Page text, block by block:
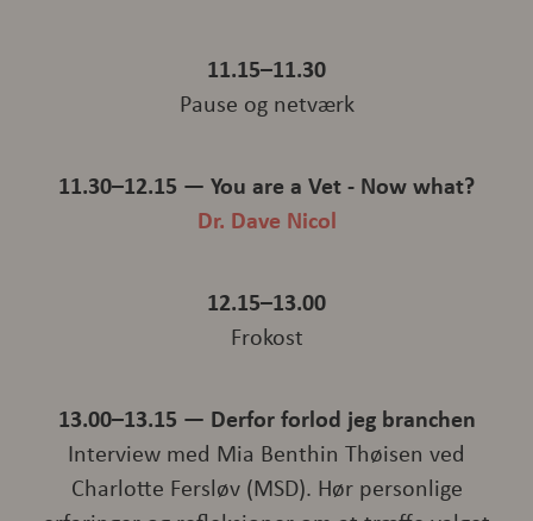
11.15–11.30
Pause og netværk
11.30–12.15 — You are a Vet - Now what?
Dr. Dave Nicol
12.15–13.00
Frokost
13.00–13.15 — Derfor forlod jeg branchen
Interview med Mia Benthin Thøisen ved
Charlotte Fersløv (MSD). Hør personlige